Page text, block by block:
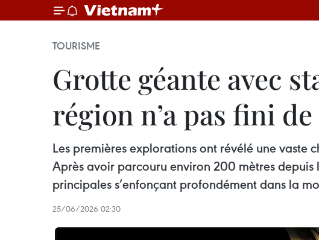
TOURISME
Grotte géante avec
région n’a pas fini
Les premières explorations ont révélé une vaste
Après avoir parcouru environ 200 mètres depuis
principales s’enfonçant profondément dans la
25/06/2026 02:30